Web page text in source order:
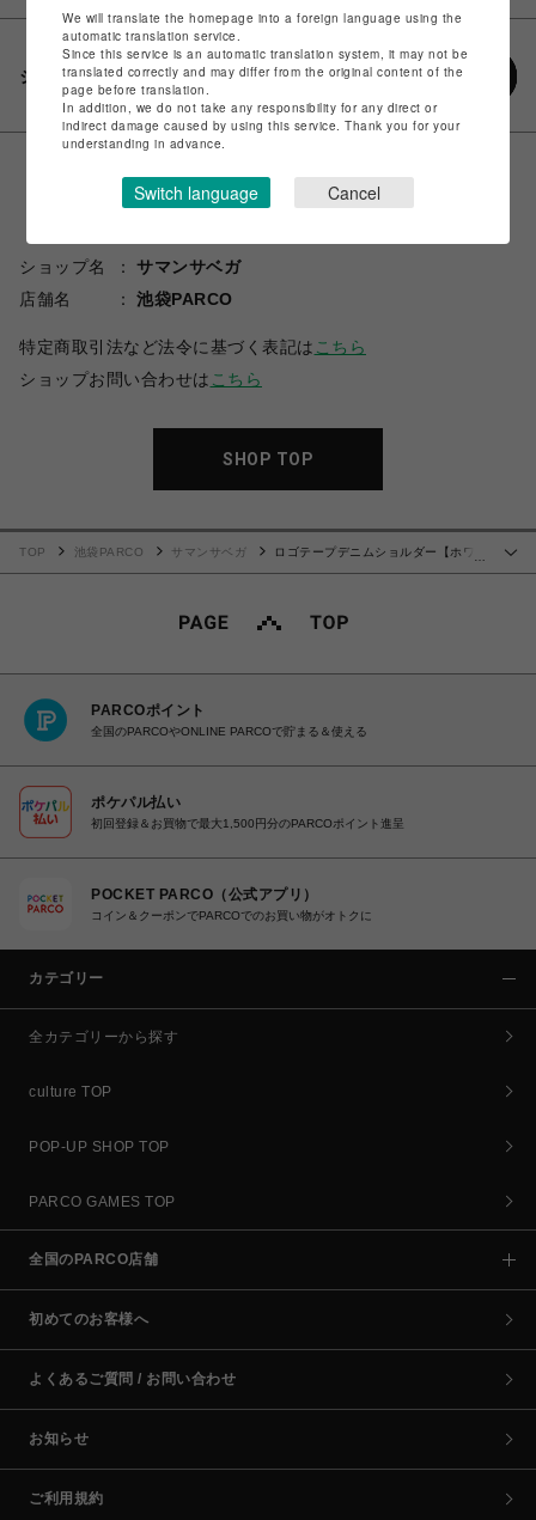
シェアする
ショップ名
サマンサベガ
店舗名
池袋PARCO
特定商取引法など法令に基づく表記は こちら
ショップお問い合わせは こちら
SHOP TOP
TOP 池袋PARCO サマンサベガ
ロゴテープデニムショルダー【ホワイ
PARCOポイント
全国のPARCOやONLINE PARCOで貯まる＆使える
ポケパル払い
初回登録＆お買物で最大1,500円分のPARCOポイント進呈
POCKET PARCO（公式アプリ）
コイン＆クーポンでPARCOでのお買い物がオトクに
カテゴリー
全カテゴリーから探す
culture TOP
POP-UP SHOP TOP
PARCO GAMES TOP
全国のPARCO店舗
初めてのお客様へ
よくあるご質問 / お問い合わせ
お知らせ
ご利用規約
We will translate the homepage into a foreign language using the
automatic translation service.
Since this service is an automatic translation system, it may not be
translated correctly and may differ from the original content of the
page before translation.
In addition, we do not take any responsibility for any direct or
indirect damage caused by using this service. Thank you for your
understanding in advance.
Switch language Cancel